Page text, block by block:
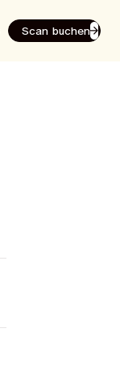
Scan buchen